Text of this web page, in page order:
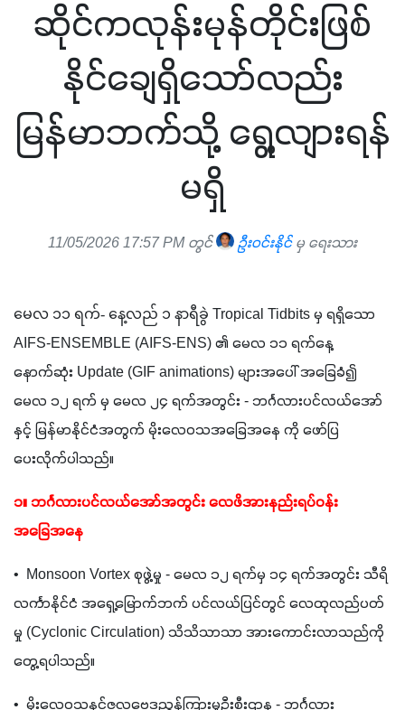
ဆိုင်ကလုန်းမုန်တိုင်းဖြစ်
နိုင်ချေရှိသော်လည်း
မြန်မာဘက်သို့ ရွေ့လျားရန်
မရှိ
11/05/2026 17:57 PM တွင် ဦးဝင်းနိုင်မှ ရေးသား
မေလ ၁၁ ရက်- နေ့လည် ၁ နာရီခွဲ Tropical Tidbits မှ ရရှိသော
AIFS-ENSEMBLE (AIFS-ENS) ၏ မေလ ၁၁ ရက်နေ့
နောက်ဆုံး Update (GIF animations) များအပေါ် အခြေခံ၍
မေလ ၁၂ ရက် မှ မေလ ၂၄ ရက်အတွင်း - ဘင်္ဂလားပင်လယ်အော်
နှင့် မြန်မာနိုင်ငံအတွက် မိုးလေဝသအခြေအနေ ကို ဖော်ပြ
ပေးလိုက်ပါသည်။
၁။ ဘင်္ဂလားပင်လယ်အော်အတွင်း လေဖိအားနည်းရပ်ဝန်း
အခြေအနေ
•  Monsoon Vortex စုဖွဲ့မှု - မေလ ၁၂ ရက်မှ ၁၄ ရက်အတွင်း သီရိ
လင်္ကာနိုင်ငံ အရှေ့မြောက်ဘက် ပင်လယ်ပြင်တွင် လေထုလည်ပတ်
မှု (Cyclonic Circulation) သိသိသာသာ အားကောင်းလာသည်ကို
တွေ့ရပါသည်။
•  မိုးလေဝသနှင့်ဇလဗေဒညွှန်ကြားမှုဦးစီးဌာန - ဘင်္ဂလား